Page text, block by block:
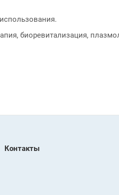
биоревитализация,
Контакты